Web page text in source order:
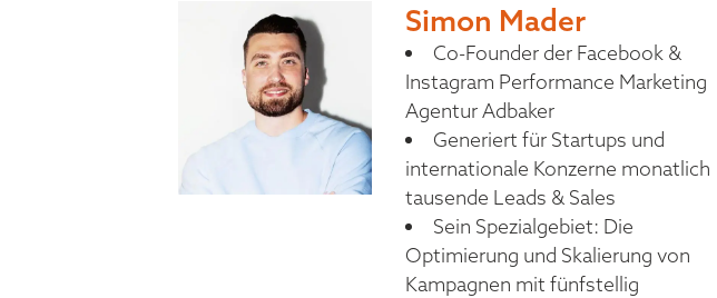
Simon Mader
Co-Founder der Facebook &
Instagram Performance Marketing
Agentur Adbaker
Generiert für Startups und
internationale Konzerne monatlich
tausende Leads & Sales
Sein Spezialgebiet: Die
Optimierung und Skalierung von
Kampagnen mit fünfstellig